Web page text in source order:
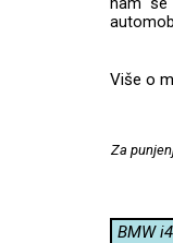
nam
Više o
Za
BMW